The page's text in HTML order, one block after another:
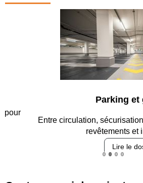
Parking et
Entre circulation, sécurisation des
revêtements et
Lire le dossier